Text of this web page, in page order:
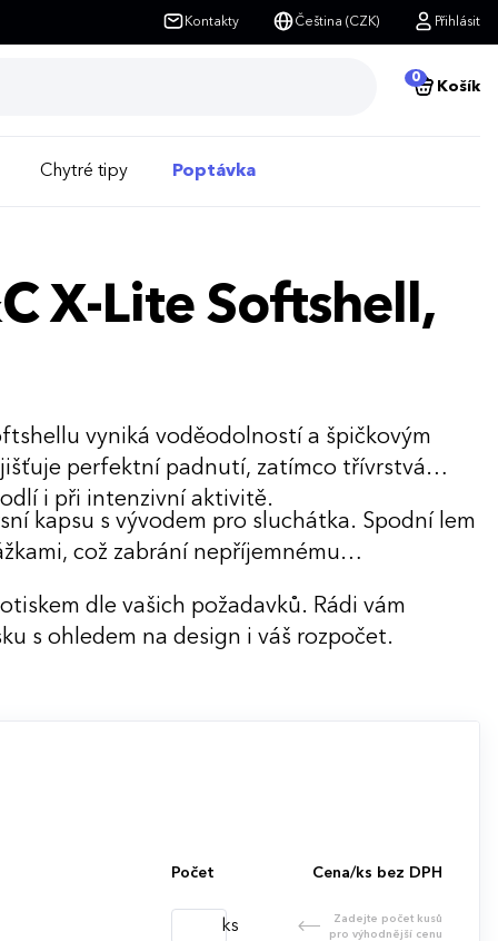
Kontakty Čeština (CZK) Přihlásit
0
Košík
Chytré tipy Poptávka
X-Lite Softshell,
vyniká voděodolností a špičkovým
perfektní padnutí, zatímco třívrstvá
i při intenzivní aktivitě.
kapsu s vývodem pro sluchátka. Spodní lem
což zabrání nepříjemnému
dle vašich požadavků. Rádi vám
s ohledem na design i váš rozpočet.
Počet Cena/ks bez DPH
ks
Zadejte počet kusů
pro výhodnější cenu